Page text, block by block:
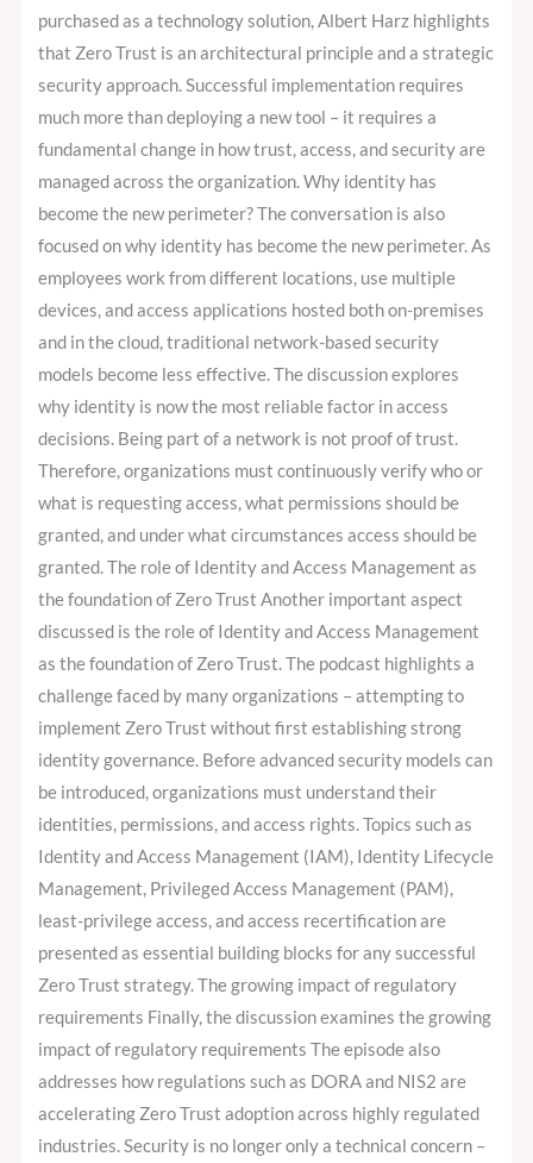
purchased as a technology solution, Albert Harz highlights
that Zero Trust is an architectural principle and a strategic
security approach. Successful implementation requires
much more than deploying a new tool – it requires a
fundamental change in how trust, access, and security are
managed across the organization. Why identity has
become the new perimeter? The conversation is also
focused on why identity has become the new perimeter. As
employees work from different locations, use multiple
devices, and access applications hosted both on-premises
and in the cloud, traditional network-based security
models become less effective. The discussion explores
why identity is now the most reliable factor in access
decisions. Being part of a network is not proof of trust.
Therefore, organizations must continuously verify who or
what is requesting access, what permissions should be
granted, and under what circumstances access should be
granted. The role of Identity and Access Management as
the foundation of Zero Trust Another important aspect
discussed is the role of Identity and Access Management
as the foundation of Zero Trust. The podcast highlights a
challenge faced by many organizations – attempting to
implement Zero Trust without first establishing strong
identity governance. Before advanced security models can
be introduced, organizations must understand their
identities, permissions, and access rights. Topics such as
Identity and Access Management (IAM), Identity Lifecycle
Management, Privileged Access Management (PAM),
least-privilege access, and access recertification are
presented as essential building blocks for any successful
Zero Trust strategy. The growing impact of regulatory
requirements Finally, the discussion examines the growing
impact of regulatory requirements The episode also
addresses how regulations such as DORA and NIS2 are
accelerating Zero Trust adoption across highly regulated
industries. Security is no longer only a technical concern –